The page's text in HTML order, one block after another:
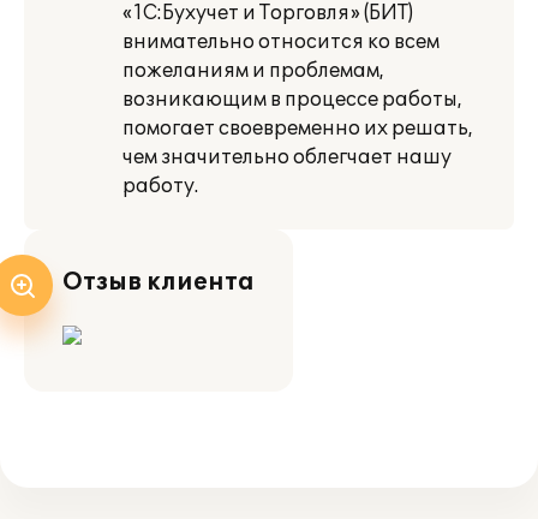
«1С:Бухучет и Торговля» (БИТ)
внимательно относится ко всем
пожеланиям и проблемам,
возникающим в процессе работы,
помогает своевременно их решать,
чем значительно облегчает нашу
работу.
Отзыв клиента